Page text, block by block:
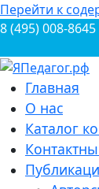
Перейти к
8 (495) 008-8645
Главная
О нас
Каталог